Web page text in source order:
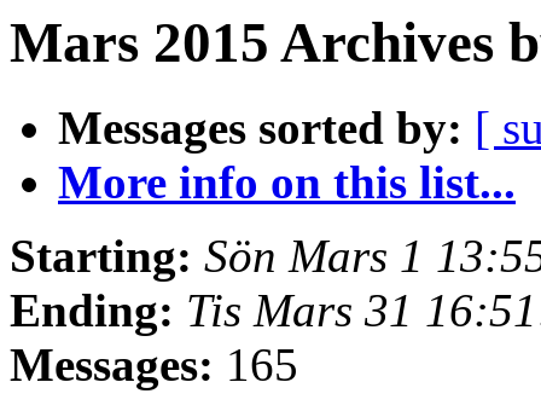
Mars 2015 Archives
Messages sorted by: [
More info on this list...
Starting: Sön Mars 1
Ending: Tis Mars 31
Messages: 165